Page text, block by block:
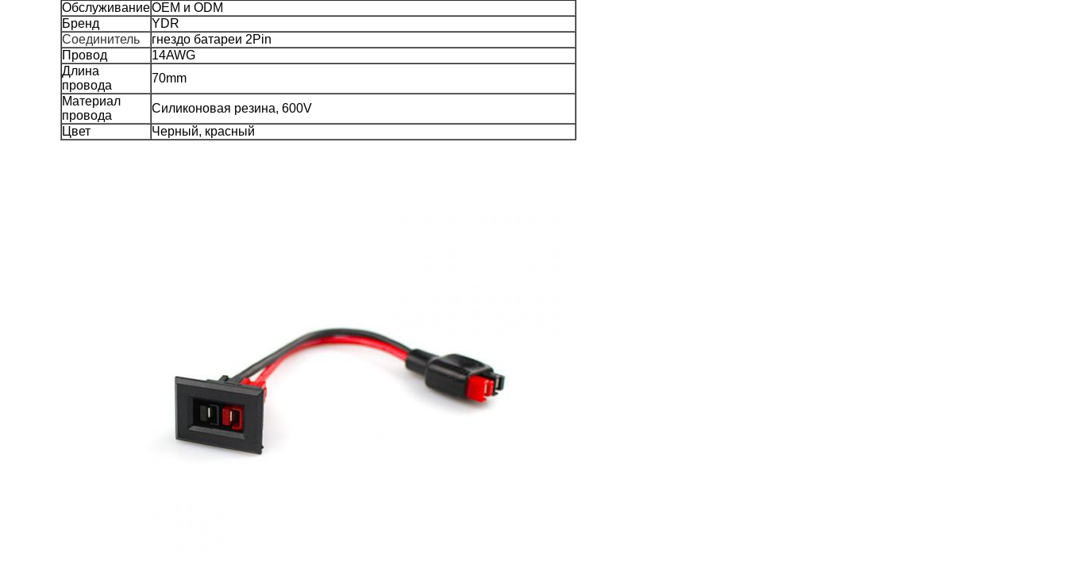
ОбслуживаниеOEM и ODM
Бренд
YDR
Соединитель
гнездо батареи 2Pin
Провод
14AWG
Длина
провода
70mm
Материал
провода
Силиконовая резина, 600V
Цвет
Черный, красный